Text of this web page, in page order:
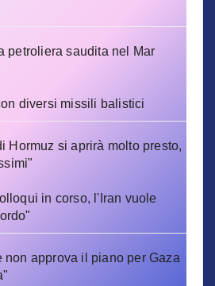
petroliera saudita nel Mar
diversi missili balistici
Hormuz si aprirà molto presto,
in corso, l'Iran vuole
non approva il piano per Gaza